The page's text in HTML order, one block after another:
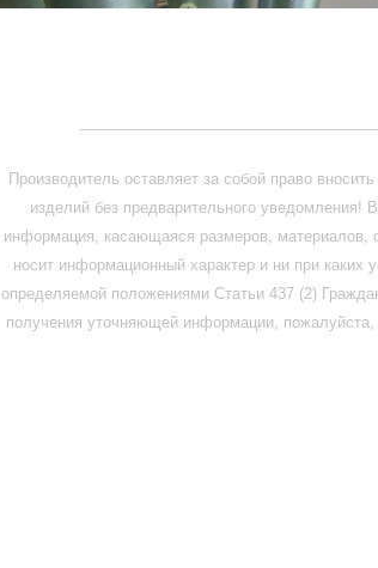
Производитель оставляет за собой право
изделий без предварительного уведомления!
информация, касающаяся размеров, материалов,
носит информационный характер и ни при каких
определяемой положениями Статьи 437 (2)
получения уточняющей информации,